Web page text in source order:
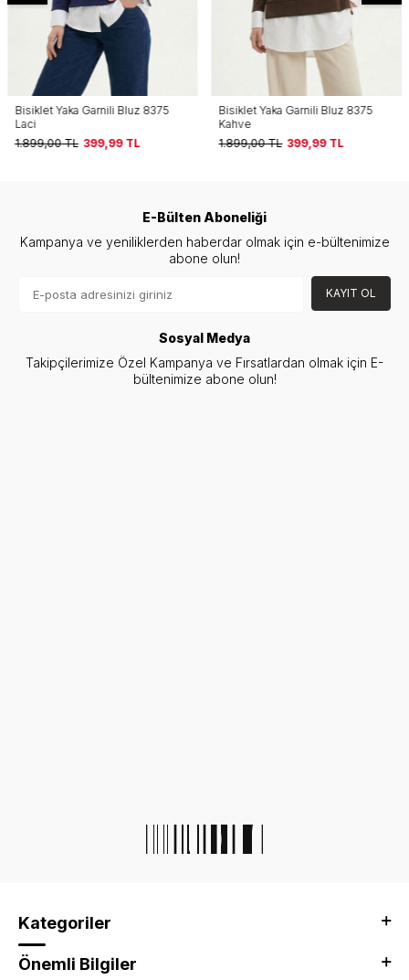
Bisiklet Yaka Garnili Bluz 8375
Laci
1.899,00TL 399,99TL
Bisiklet Yaka Garnili Bluz 8375
Kahve
1.899,00TL 399,99TL
E-Bülten Aboneliği
Kampanya ve yeniliklerden haberdar olmak için e-bültenimize
abone olun!
KAYIT OL
Sosyal Medya
Takipçilerimize Özel Kampanya ve Fırsatlardan olmak için E-
bültenimize abone olun!
Kategoriler
Önemli Bilgiler